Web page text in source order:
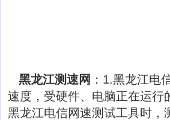
黑龙江测速网 ：1.黑龙江电
速度，受硬件、电脑正在运行
黑龙江电信网速测试工具时，